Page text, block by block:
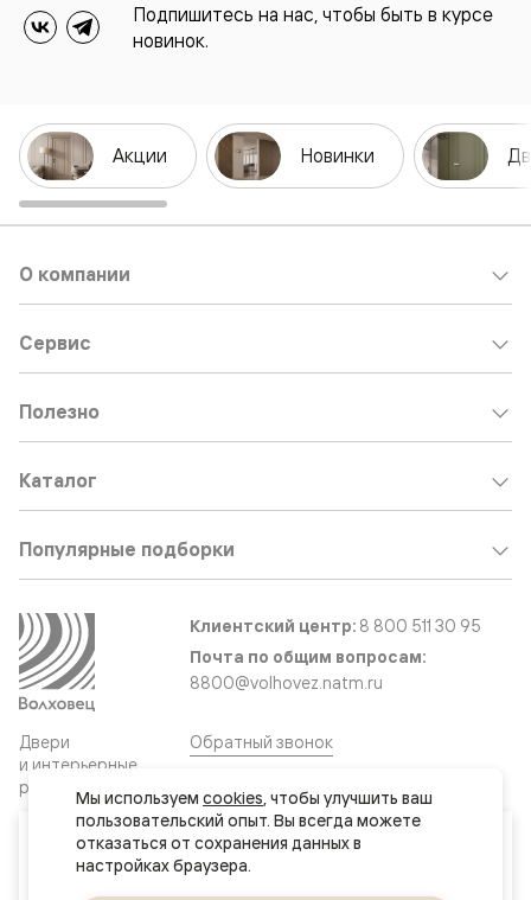
Ваш город
Подпишитесь на нас, чтобы быть в курсе
новинок.
Акции Новинки
Двери
и интерьерные
решения
О компании
Сервис
Полезно
Каталог
Популярные подборки
Клиентский центр: 8 800 511 30 95
Почта по общим вопросам:
8800@volhovez.natm.ru
Обратный звонок
Сайт не является публичной офертой
Правовая информация
Мы используем cookies, чтобы улучшить ваш
пользовательский опыт. Вы всегда можете
отказаться от сохранения данных в